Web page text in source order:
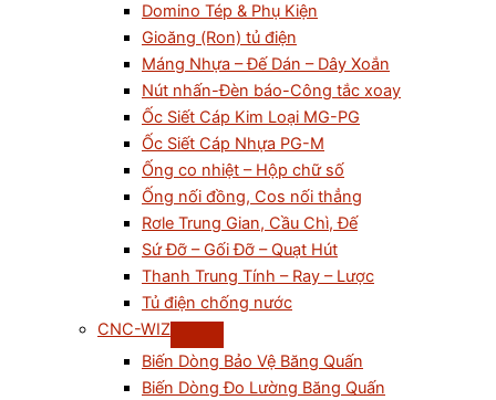
Domino Tép & Phụ Kiện
Gioăng (Ron) tủ điện
Máng Nhựa – Đế Dán – Dây Xoắn
Nút nhấn-Đèn báo-Công tắc xoay
Ốc Siết Cáp Kim Loại MG-PG
Ốc Siết Cáp Nhựa PG-M
Ống co nhiệt – Hộp chữ số
Ống nối đồng, Cos nối thẳng
Rơle Trung Gian, Cầu Chì, Đế
Sứ Đỡ – Gối Đỡ – Quạt Hút
Thanh Trung Tính – Ray – Lược
Tủ điện chống nước
CNC-WIZ
Biến Dòng Bảo Vệ Băng Quấn
Biến Dòng Đo Lường Băng Quấn